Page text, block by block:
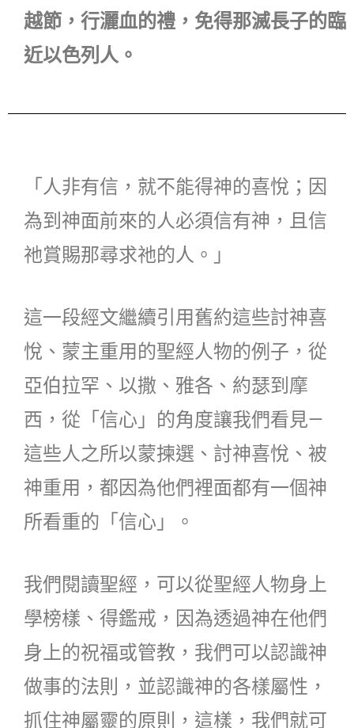
越節，行灑血的禮，免得那滅長子的臨
近以色列人。
「人非有信，就不能得神的喜悅；因
為到神面前來的人必須信有神，且信
祂賞賜那尋求祂的人。」
這一段經文繼續引用舊約這些討神喜
悅、蒙主重用的聖經人物的例子，從
亞伯拉罕、以撒、雅各、約瑟到摩
西，從「信心」的角度讓我們看見—
這些人之所以蒙揀選、討神喜悅、被
神重用，都因為他們裡面都有一個神
所看重的「信心」。
我們閱讀聖經，可以從聖經人物身上
學榜樣、得鑑戒，因為透過神在他們
身上的祝福或管教，我們可以認識神
做事的法則，並認識神的各樣屬性，
抓住神屬靈的原則，這樣，我們就可